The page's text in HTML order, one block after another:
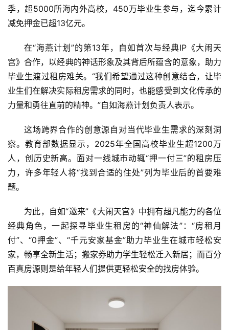
季，超5000所海内外高校，450万毕业生参与，迄今累计
减免押金已超13亿元。
在“海燕计划”的第13年，自如首次与经典IP《大闹天
宫》合作，以经典的神话形象及其背后所蕴含的意象，助力
毕业生渡过租房难关。“我们希望通过这种创意结合，让毕
业生们在解决实际租房需求的同时，也能感受到文化传承的
力量和勇往直前的精神。”自如海燕计划负责人表示。
这场跨界合作的创意源自对当代毕业生需求的深刻洞
察。教育部数据显示，2025年全国高校毕业生超1200万
人，创历史新高。面对一线城市动辄“押一付三”的租房压
力，许多年轻人将“找到合适的住处”列为毕业后的首要难
题。
为此，自如“邀来”《大闹天宫》中拥有超凡能力的各位
经典角色，一起探寻毕业生租房的“神仙解法”：“房租月
付”、“0押金”、“千元安家基金”助力毕业生在城市轻松安
家，畅享全新生活；搬家券助力学生轻松迁入新居；而百分
百真房源则是给年轻人们提供更轻松安全的找房体验。